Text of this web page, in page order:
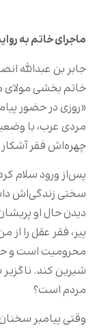
ماجرای خاتم به
جابر بن عبدالله
خاتم بخشی مولای
«روزی در حضور
مردی عرب، با
چهره‌اش فقر آشکار
پس‌از ورود سلام
سختی زندگی‌اش
دیدن حال او
پیر، فقر عقل را
محرومیت است و
شیرین کند. ناگزیر
مردم است؟
وقتی پیامبر